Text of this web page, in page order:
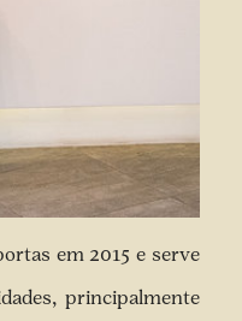
em 2015 e serve
principalmente